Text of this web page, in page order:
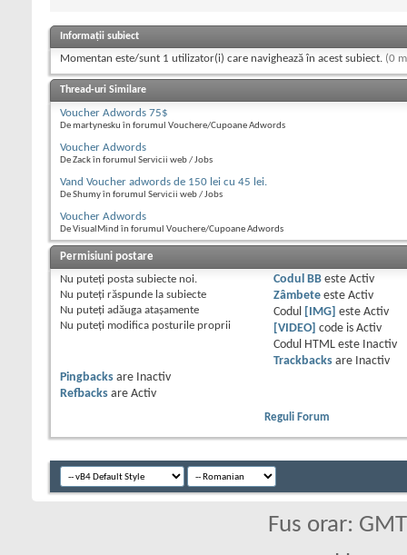
Informații subiect
Momentan este/sunt 1 utilizator(i) care navighează în acest subiect. (0
Thread-uri Similare
Voucher Adwords 75$
De martynesku în forumul Vouchere/Cupoane Adwords
Voucher Adwords
De Zack în forumul Servicii web / Jobs
Vand Voucher adwords de 150 lei cu 45 lei.
De Shumy în forumul Servicii web / Jobs
Voucher Adwords
De VisualMind în forumul Vouchere/Cupoane Adwords
Permisiuni postare
Nu puteţi posta subiecte noi.
Nu puteţi răspunde la subiecte
Nu puteţi adăuga ataşamente
Nu puteţi modifica posturile proprii
Codul BBeste Activ
Zâmbeteeste Activ
Codul
[IMG] este Activ
[VIDEO]
code is Activ
Codul HTML este
Inactiv
Trackbacksare
Inactiv
Pingbacks are
Inactiv
Refbacks are Activ
Reguli Forum
Fus orar: